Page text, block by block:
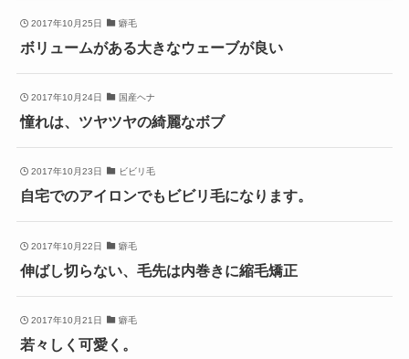
2017年10月25日 癖毛
ボリュームがある大きなウェーブが良い
2017年10月24日 国産ヘナ
憧れは、ツヤツヤの綺麗なボブ
2017年10月23日 ビビリ毛
自宅でのアイロンでもビビリ毛になります。
2017年10月22日 癖毛
伸ばし切らない、毛先は内巻きに縮毛矯正
2017年10月21日 癖毛
若々しく可愛く。